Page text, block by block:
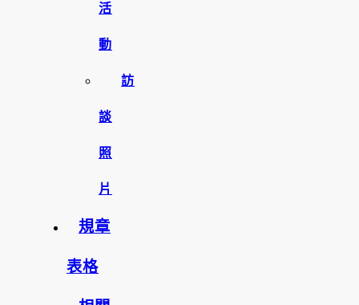
活
動
訪
談
照
片
規章
表格